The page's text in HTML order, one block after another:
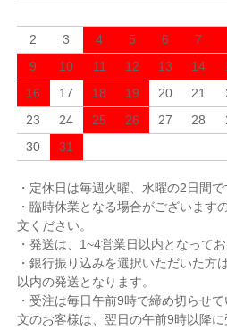
2
3 4 5 6 7
9
10 11 12 13 14
16
17 18 19 20 21
23
24 25 26 27 28
30
31
・定休日は毎週火曜、水曜の2日間で
・臨時休業となる場合がございます
文ください。
・発送は、1~4営業日以内となってお
・銀行振り込みを選択いただいた方
以内の発送となります。
・受注は毎日午前9時で締め切らせ
文のお客様は、翌日の午前9時以降